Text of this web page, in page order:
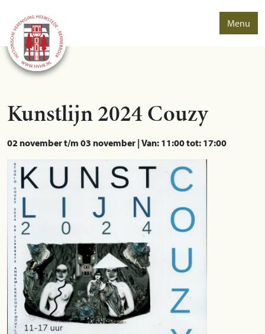
Menu
Kunstlijn 2024 Couzy
02 november t/m 03 november | Van: 11:00 tot: 17:00